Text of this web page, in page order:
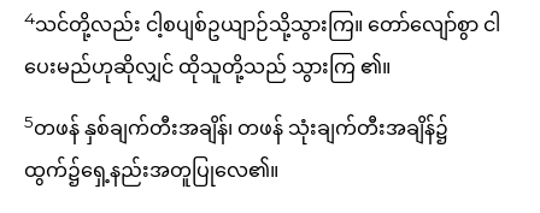
4သင်တို့လည်း ငါ့စပျစ်ဥယျာဉ်သို့သွားကြ။ တော်လျော်စွာ ငါ
ပေးမည်ဟုဆိုလျှင် ထိုသူတို့သည် သွားကြ ၏။
5တဖန် နှစ်ချက်တီးအချိန်၊ တဖန် သုံးချက်တီးအချိန်၌
ထွက်၌ရှေ့နည်းအတူပြုလေ၏။